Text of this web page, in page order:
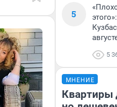
5
5
МНЕНИЕ
Квартиры